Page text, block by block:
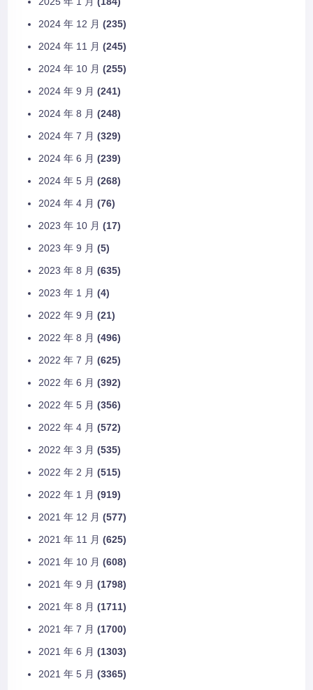
2024 年 12 月 (235)
2024 年 11 月 (245)
2024 年 10 月 (255)
2024 年 9 月 (241)
2024 年 8 月 (248)
2024 年 7 月 (329)
2024 年 6 月 (239)
2024 年 5 月 (268)
2024 年 4 月 (76)
2023 年 10 月 (17)
2023 年 9 月 (5)
2023 年 8 月 (635)
2023 年 1 月 (4)
2022 年 9 月 (21)
2022 年 8 月 (496)
2022 年 7 月 (625)
2022 年 6 月 (392)
2022 年 5 月 (356)
2022 年 4 月 (572)
2022 年 3 月 (535)
2022 年 2 月 (515)
2022 年 1 月 (919)
2021 年 12 月 (577)
2021 年 11 月 (625)
2021 年 10 月 (608)
2021 年 9 月 (1798)
2021 年 8 月 (1711)
2021 年 7 月 (1700)
2021 年 6 月 (1303)
2021 年 5 月 (3365)